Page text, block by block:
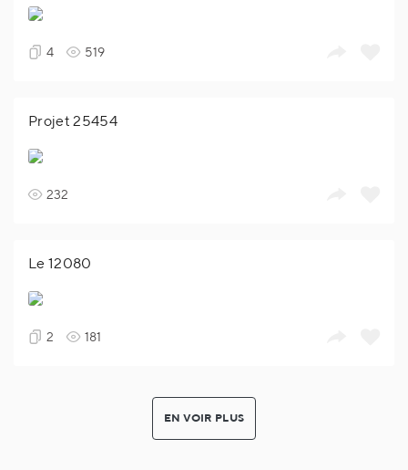
4 519
Projet 25454
232
Le 12080
2 181
EN VOIR PLUS